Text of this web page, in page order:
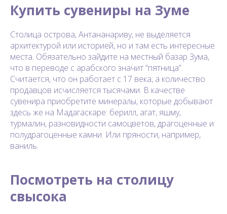
Купить сувениры на Зуме
Столица острова, Антананариву, не выделяется
архитектурой или историей, но и там есть интересные
места. Обязательно зайдите на местный базар Зума,
что в переводе с арабского значит “пятница”.
Считается, что он работает с 17 века, а количество
продавцов исчисляется тысячами. В качестве
сувенира приобретите минералы, которые добывают
здесь же на Мадагаскаре: берилл, агат, яшму,
турмалин, разновидности самоцветов, драгоценные и
полудрагоценные камни. Или пряности, например,
ваниль.
Посмотреть на столицу
свысока